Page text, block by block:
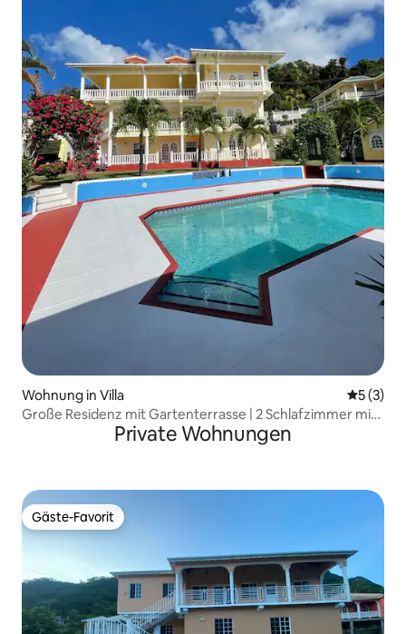
Wohnung in Villa
5 (3)
Große Residenz mit Gartenterrasse | 2 Schlafzimmer mit
eigenem Bad | PoolPrivate Wohnungen
Gäste-Favorit
Gäste-Favorit